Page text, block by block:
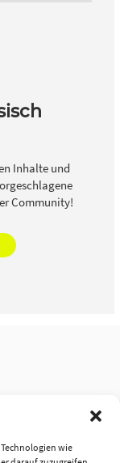
wie
Inhalte und
Community!